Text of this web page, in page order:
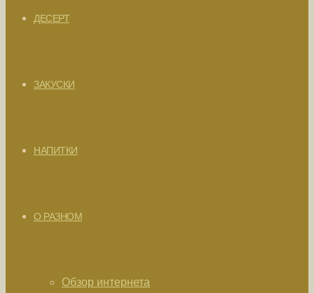
ДЕСЕРТ
ЗАКУСКИ
НАПИТКИ
О РАЗНОМ
Обзор интернета